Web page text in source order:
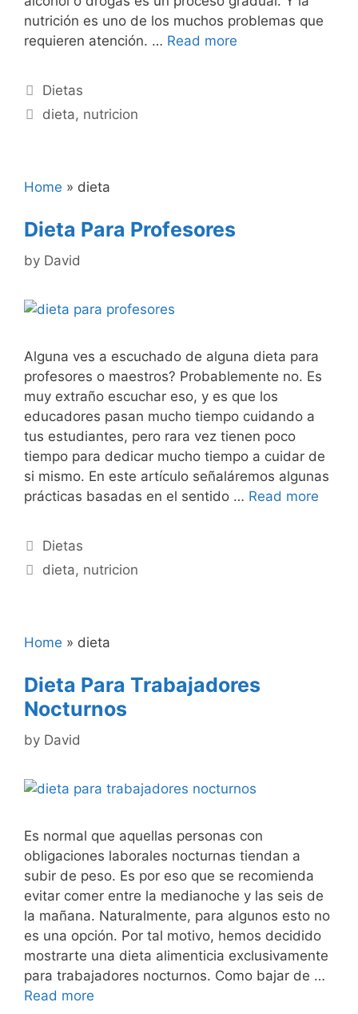
nutrición es uno de los muchos problemas que
requieren atención. … Read more
Categories
Dietas
Tags
dieta, nutricion
Home » dieta
Dieta Para Profesores
by David
Alguna ves a escuchado de alguna dieta para
profesores o maestros? Probablemente no. Es
muy extraño escuchar eso, y es que los
educadores pasan mucho tiempo cuidando a
tus estudiantes, pero rara vez tienen poco
tiempo para dedicar mucho tiempo a cuidar de
si mismo. En este artículo señaláremos algunas
prácticas basadas en el sentido … Read more
Categories
Dietas
Tags
dieta, nutricion
Home » dieta
Dieta Para Trabajadores
Nocturnos
by David
Es normal que aquellas personas con
obligaciones laborales nocturnas tiendan a
subir de peso. Es por eso que se recomienda
evitar comer entre la medianoche y las seis de
la mañana. Naturalmente, para algunos esto no
es una opción. Por tal motivo, hemos decidido
mostrarte una dieta alimenticia exclusivamente
para trabajadores nocturnos. Como bajar de …
Read more